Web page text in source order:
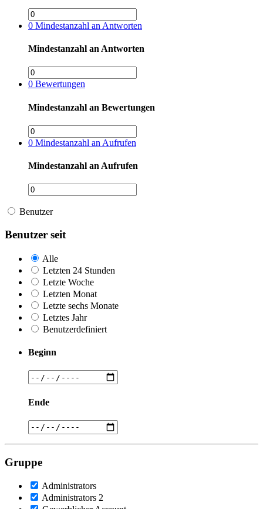
0 Mindestanzahl an Antworten
Mindestanzahl an Antworten
0 Bewertungen
Mindestanzahl an Bewertungen
0 Mindestanzahl an Aufrufen
Mindestanzahl an Aufrufen
Benutzer
Benutzer seit
Alle
Letzten 24 Stunden
Letzte Woche
Letzten Monat
Letzte sechs Monate
Letztes Jahr
Benutzerdefiniert
Beginn
Ende
Gruppe
Administrators
Administrators 2